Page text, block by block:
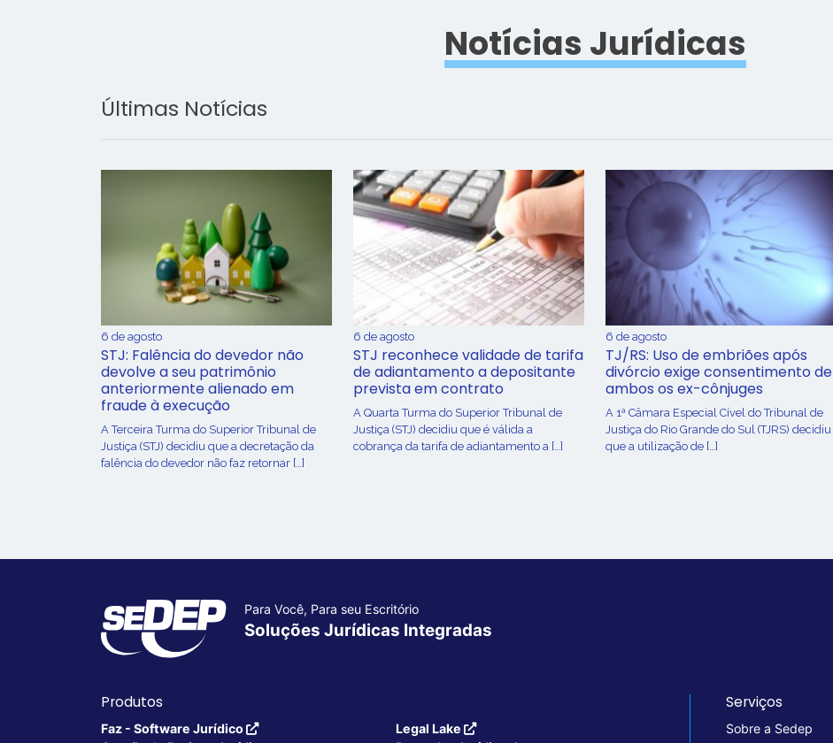
Notícias Jurídicas
Últimas Notícias
6 de agosto
STJ: Falência do devedor não
devolve a seu patrimônio
anteriormente alienado em
fraude à execução
A Terceira Turma do Superior Tribunal de
Justiça (STJ) decidiu que a decretação da
falência do devedor não faz retornar […]
6 de agosto
STJ reconhece validade de tarifa
de adiantamento a depositante
prevista em contrato
A Quarta Turma do Superior Tribunal de
Justiça (STJ) decidiu que é válida a
cobrança da tarifa de adiantamento a […]
6 de agosto
TJ/RS: Uso de embriões após
divórcio exige consentimento de
ambos os ex-cônjuges
A 1ª Câmara Especial Cível do Tribunal de
Justiça do Rio Grande do Sul (TJRS) decidiu
que a utilização de […]
Para Você, Para seu Escritório
Soluções Jurídicas Integradas
Produtos
Faz - Software Jurídico
Legal Lake
Serviços
Sobre a Sedep